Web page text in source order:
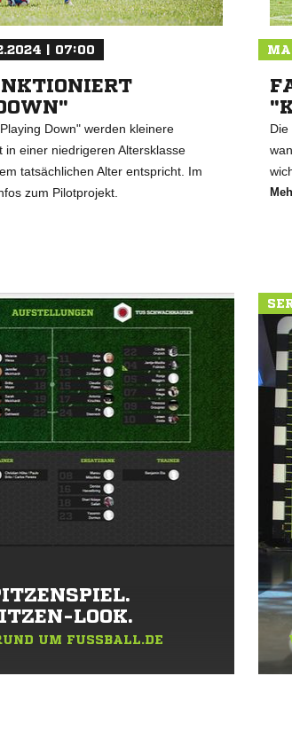
| 07:00
Down" werden kleinere
in einer niedrigeren Altersklasse
tatsächlichen Alter entspricht. Im
zum Pilotprojekt.
LOOK.
UM FUSSBALL.DE